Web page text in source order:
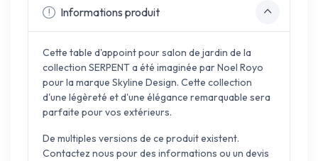
Informations produit
Cette table d'appoint pour salon de jardin de la
collection SERPENT a été imaginée par Noel Royo
pour la marque Skyline Design. Cette collection
d'une légèreté et d'une élégance remarquable sera
parfaite pour vos extérieurs.
De multiples versions de ce produit existent.
Contactez nous pour des informations ou un devis